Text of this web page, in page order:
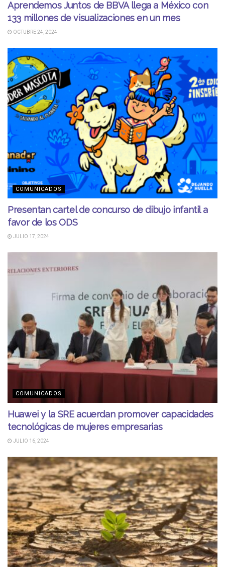
Aprendemos Juntos de BBVA llega a México con
133 millones de visualizaciones en un mes
OCTUBRE 24, 2024
COMUNICADOS
Presentan cartel de concurso de dibujo infantil a
favor de los ODS
JULIO 17, 2024
COMUNICADOS
Huawei y la SRE acuerdan promover capacidades
tecnológicas de mujeres empresarias
JULIO 16, 2024